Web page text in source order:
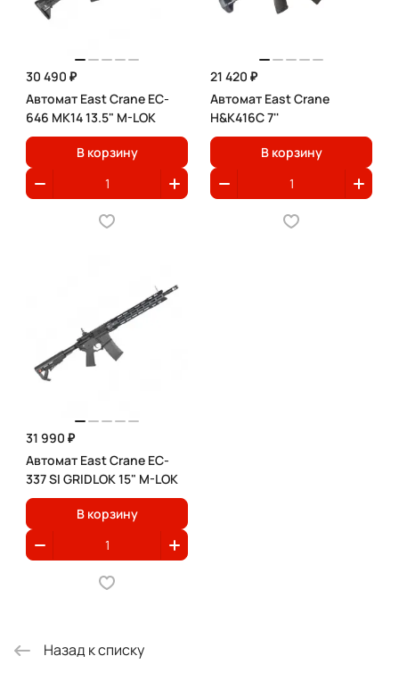
30 490 ₽
Автомат East Crane EC-
646 MK14 13.5" M-LOK
В корзину
21 420 ₽
Автомат East Crane
H&K416С 7''
В корзину
31 990 ₽
Автомат East Crane EC-
337 SI GRIDLOK 15" M-LOK
В корзину
Назад к списку